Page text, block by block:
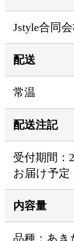
Jstyle合同
配送
常温
配送注記
受付期間：
お届け予定
内容量
品種：あき